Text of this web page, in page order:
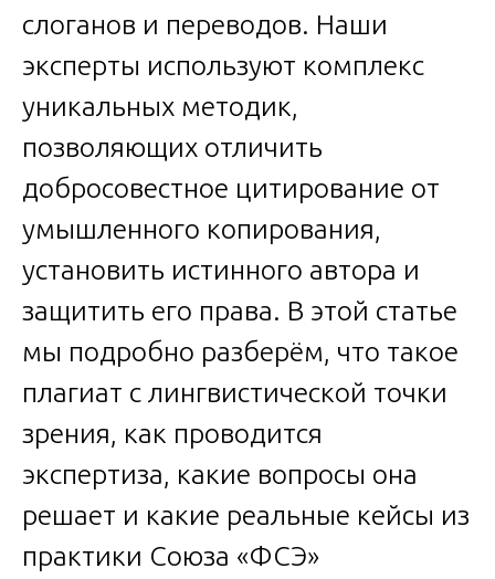
слоганов и переводов. Наши
эксперты используют комплекс
уникальных методик,
позволяющих отличить
добросовестное цитирование от
умышленного копирования,
установить истинного автора и
защитить его права. В этой статье
мы подробно разберём, что такое
плагиат с лингвистической точки
зрения, как проводится
экспертиза, какие вопросы она
решает и какие реальные кейсы из
практики Союза «ФСЭ»